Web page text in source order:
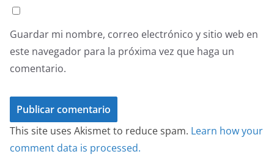
Guardar mi nombre, correo electrónico y sitio web en
este navegador para la próxima vez que haga un
comentario.
This site uses Akismet to reduce spam. Learn how your
comment data is processed.